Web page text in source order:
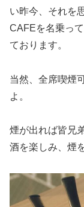
い昨今、それを
CAFEを名乗っ
ております。
当然、全席喫煙
よ。
煙が出れば皆兄
酒を楽しみ、煙